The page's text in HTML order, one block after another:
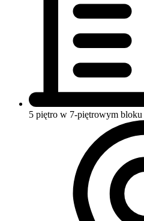
5 piętro w 7-piętrowym bloku